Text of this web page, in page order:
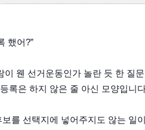
했어?”
이 웬 선거운동인가 놀란 듯 한 질
록은 하지 않은 줄 아신 모양입니
를 선택지에 넣어주지도 않는 일